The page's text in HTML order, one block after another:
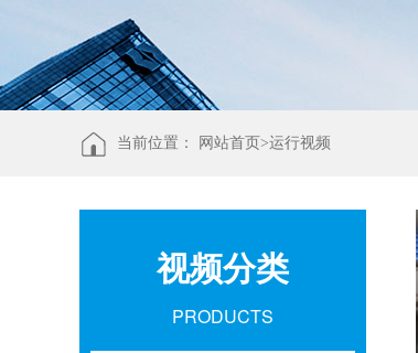
当前位置： 网站首页>运行视频
视频分类
PRODUCTS